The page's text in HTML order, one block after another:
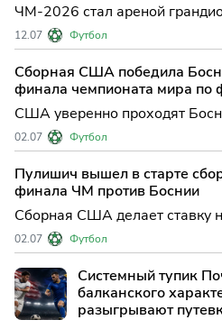
ЧМ-2026 стал ареной
опыта и юности. Пока турнир
достиг стадии
для «гвардии 40+». Кто из
Канаду и Мексику в слезах, а
12.07 Футбол
Сборная США победила
финала чемпионата мира по
США уверенно проходят
выходят в 1/8 финала ЧМ-2026 На чемпионате
по футболу, который впервые
странах — США, Канаде и
сделала важный шаг к своей
над коман
02.07 Футбол
Пулишич вышел в старте
финала ЧМ против Боснии
Сборная США делает ставку
в ключевом матче 1/16
футболу — полузащитник
состав на встречу против
решение тренерского штаба
стать опред
02.07 Футбол
Системный тупик
балканского
разыгрывают